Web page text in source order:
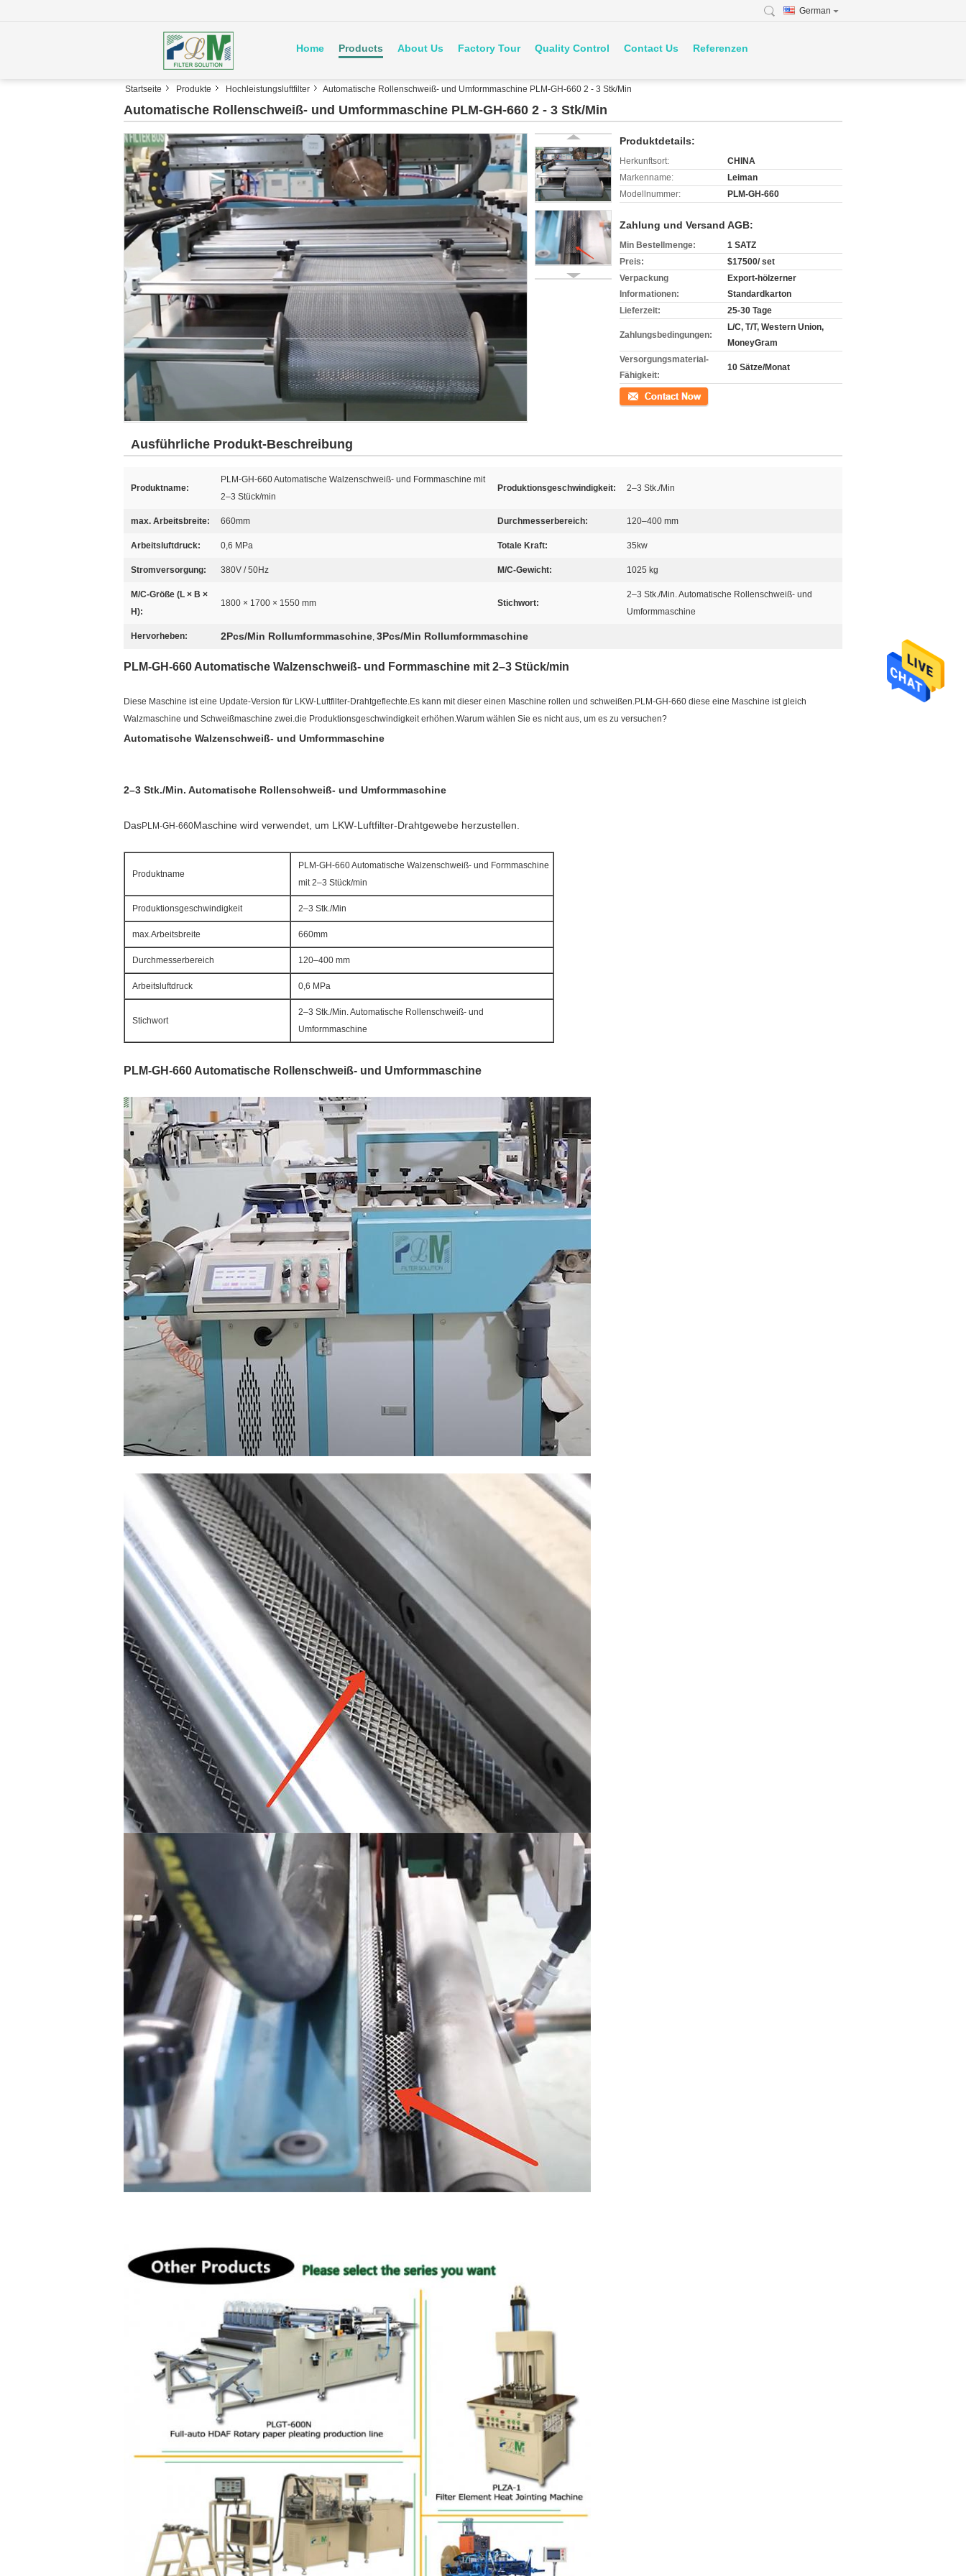
German
Home Products About Us Factory Tour Quality Control Contact Us Referenzen
Startseite Produkte Hochleistungsluftfilter Automatische Rollenschweiß- und Umformmaschine PLM-GH-660 2 - 3 Stk/Min
Automatische Rollenschweiß- und Umformmaschine PLM-GH-660 2 - 3 Stk/Min
Produktdetails:
Herkunftsort:
CHINA
Markenname:
Leiman
Modellnummer:
PLM-GH-660
Zahlung und Versand AGB:
Min Bestellmenge:
1 SATZ
Preis:
$17500/ set
Verpackung
Informationen:
Export-hölzerner
Standardkarton
Lieferzeit:
25-30 Tage
Zahlungsbedingungen:
L/C, T/T, Western Union,
MoneyGram
Versorgungsmaterial-
Fähigkeit:
10 Sätze/Monat
Kontakt
Ausführliche Produkt-Beschreibung
Produktname:
PLM-GH-660 Automatische Walzenschweiß- und Formmaschine mit
2–3 Stück/min
Produktionsgeschwindigkeit: 2–3 Stk./Min
max. Arbeitsbreite: 660mm Durchmesserbereich: 120–400 mm
Arbeitsluftdruck: 0,6 MPa Totale Kraft: 35kw
Stromversorgung: 380V / 50Hz M/C-Gewicht: 1025 kg
M/C-Größe (L × B ×
H):
1800 × 1700 × 1550 mm Stichwort:
2–3 Stk./Min. Automatische Rollenschweiß- und
Umformmaschine
Hervorheben: 2Pcs/Min Rollumformmaschine, 3Pcs/Min Rollumformmaschine
PLM-GH-660 Automatische Walzenschweiß- und Formmaschine mit 2–3 Stück/min
Diese Maschine ist eine Update-Version für LKW-Luftfilter-Drahtgeflechte.Es kann mit dieser einen Maschine rollen und schweißen.PLM-GH-660 diese eine Maschine ist gleich
Walzmaschine und Schweißmaschine zwei.die Produktionsgeschwindigkeit erhöhen.Warum wählen Sie es nicht aus, um es zu versuchen?
Automatische Walzenschweiß- und Umformmaschine
2–3 Stk./Min. Automatische Rollenschweiß- und Umformmaschine
DasPLM-GH-660Maschine wird verwendet, um LKW-Luftfilter-Drahtgewebe herzustellen.
Produktname
PLM-GH-660 Automatische Walzenschweiß- und Formmaschine
mit 2–3 Stück/min
Produktionsgeschwindigkeit 2–3 Stk./Min
max.Arbeitsbreite 660mm
Durchmesserbereich 120–400 mm
Arbeitsluftdruck 0,6 MPa
Stichwort
2–3 Stk./Min. Automatische Rollenschweiß- und
Umformmaschine
PLM-GH-660 Automatische Rollenschweiß- und Umformmaschine